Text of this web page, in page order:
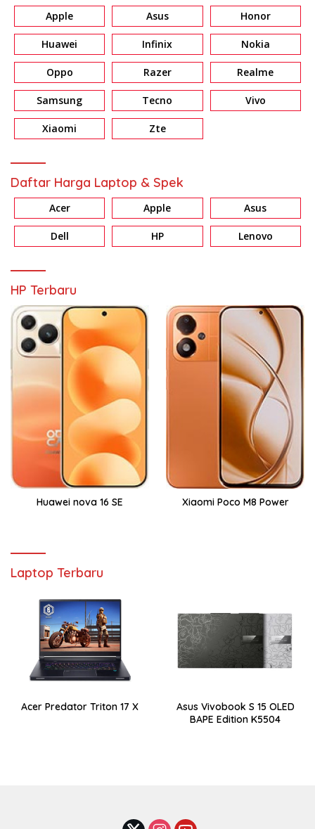
Apple Asus Honor
Huawei Infinix Nokia
Oppo Razer Realme
Samsung Tecno Vivo
Xiaomi Zte
Daftar Harga Laptop & Spek
Acer Apple Asus
Dell HP Lenovo
HP Terbaru
Huawei nova 16 SE Xiaomi Poco M8 Power
Laptop Terbaru
Acer Predator Triton 17 X
Asus Vivobook S 15 OLED
BAPE Edition K5504